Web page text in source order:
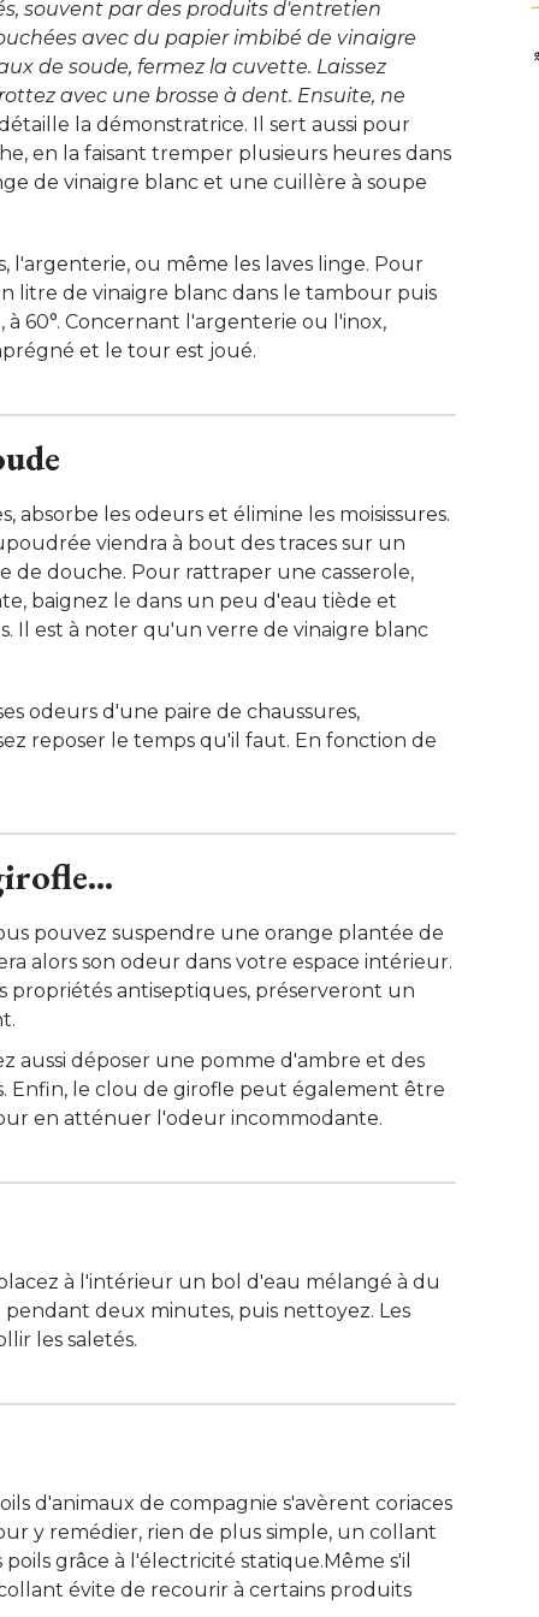
souvent par des produits d'entretien
avec du papier imbibé de vinaigre
de soude, fermez la cuvette. Laissez
avec une brosse à dent. Ensuite, ne
la démonstratrice. Il sert aussi pour
en la faisant tremper plusieurs heures dans
de vinaigre blanc et une cuillère à soupe
l'argenterie, ou même les laves linge. Pour
litre de vinaigre blanc dans le tambour puis
60°. Concernant l'argenterie ou l'inox,
et le tour est joué.
absorbe les odeurs et élimine les moisissures.
viendra à bout des traces sur un
de douche. Pour rattraper une casserole,
baignez le dans un peu d'eau tiède et
Il est à noter qu'un verre de vinaigre blanc
odeurs d'une paire de chaussures,
reposer le temps qu'il faut. En fonction de
pouvez suspendre une orange plantée de
alors son odeur dans votre espace intérieur.
propriétés antiseptiques, préserveront un
aussi déposer une pomme d'ambre et des
Enfin, le clou de girofle peut également être
en atténuer l'odeur incommodante.
à l'intérieur un bol d'eau mélangé à du
deux minutes, puis nettoyez. Les
les saletés.
d'animaux de compagnie s'avèrent coriaces
y remédier, rien de plus simple, un collant
grâce à l'électricité statique.Même s'il
évite de recourir à certains produits